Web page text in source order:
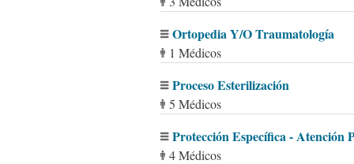
Ortopedia Y/O Traumatología
1 Médicos
Proceso Esterilización
5 Médicos
Protección Específica - Atención
4 Médicos